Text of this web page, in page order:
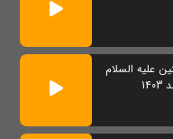
علیه السلام